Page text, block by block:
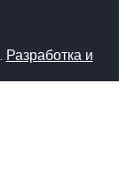
Разработка и